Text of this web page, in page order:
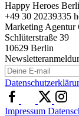
Happy Heroes
+49 30 20239335
Marketing Agentur
Schlüterstraße 39
10629 Berlin
Impressum